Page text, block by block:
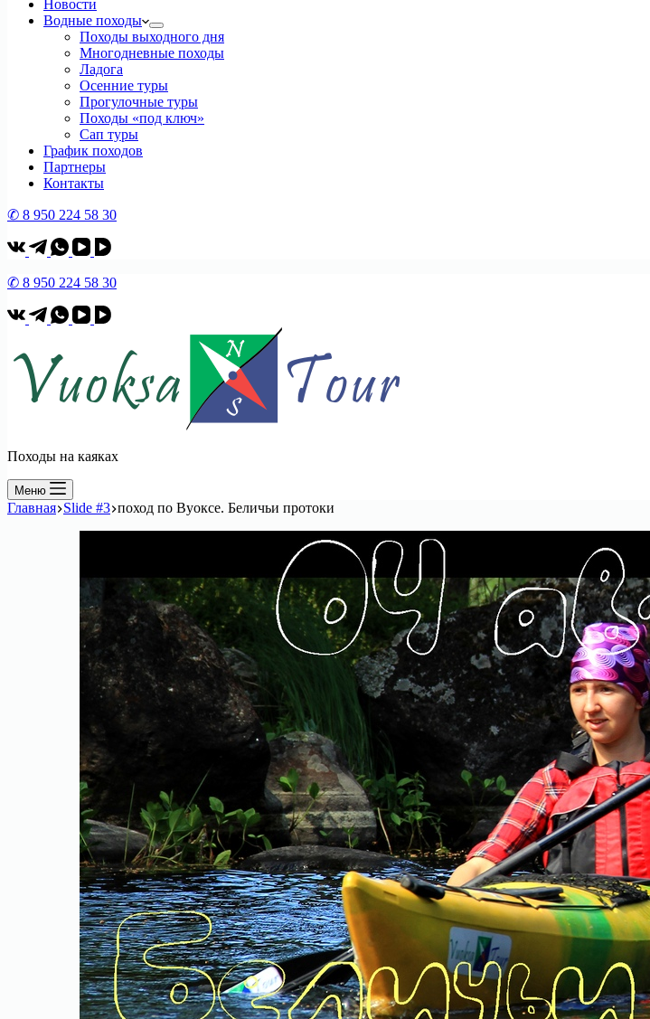
Новости
Водные походы
Походы выходного дня
Многодневные походы
Ладога
Осенние туры
Прогулочные туры
Походы «под ключ»
Сап туры
График походов
Партнеры
Контакты
✆ 8 950 224 58 30
✆ 8 950 224 58 30
Походы на каяках
Меню
Главная Slide #3 поход по Вуоксе. Беличьи протоки